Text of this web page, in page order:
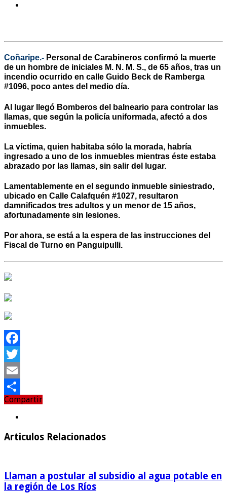
Coñaripe.- Personal de Carabineros confirmó la muerte
de un hombre de iniciales M. N. M. S., de 65 años, tras un
incendio ocurrido en calle Guido Beck de Ramberga
#1096, poco antes del medio día.
Al lugar llegó Bomberos del balneario para controlar las
llamas, que según la policía uniformada, afectó a dos
inmuebles.
La víctima, quien habitaba sólo la morada, habría
ingresado a uno de los inmuebles mientras éste estaba
abrazado por las llamas, sin salir del lugar.
Lamentablemente en el segundo inmueble siniestrado,
ubicado en Calle Calafquén #1027, resultaron
damnificados tres adultos y un menor de 15 años,
afortunadamente sin lesiones.
Por ahora, se está a la espera de las instrucciones del
Fiscal de Turno en Panguipulli.
Facebook
Twitter
Email
Compartir
Compartir
Articulos Relacionados
Llaman a postular al subsidio al agua potable en
la región de Los Ríos